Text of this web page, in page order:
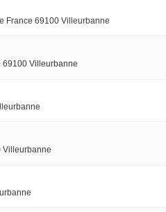
France 69100 Villeurbanne
69100 Villeurbanne
Villeurbanne